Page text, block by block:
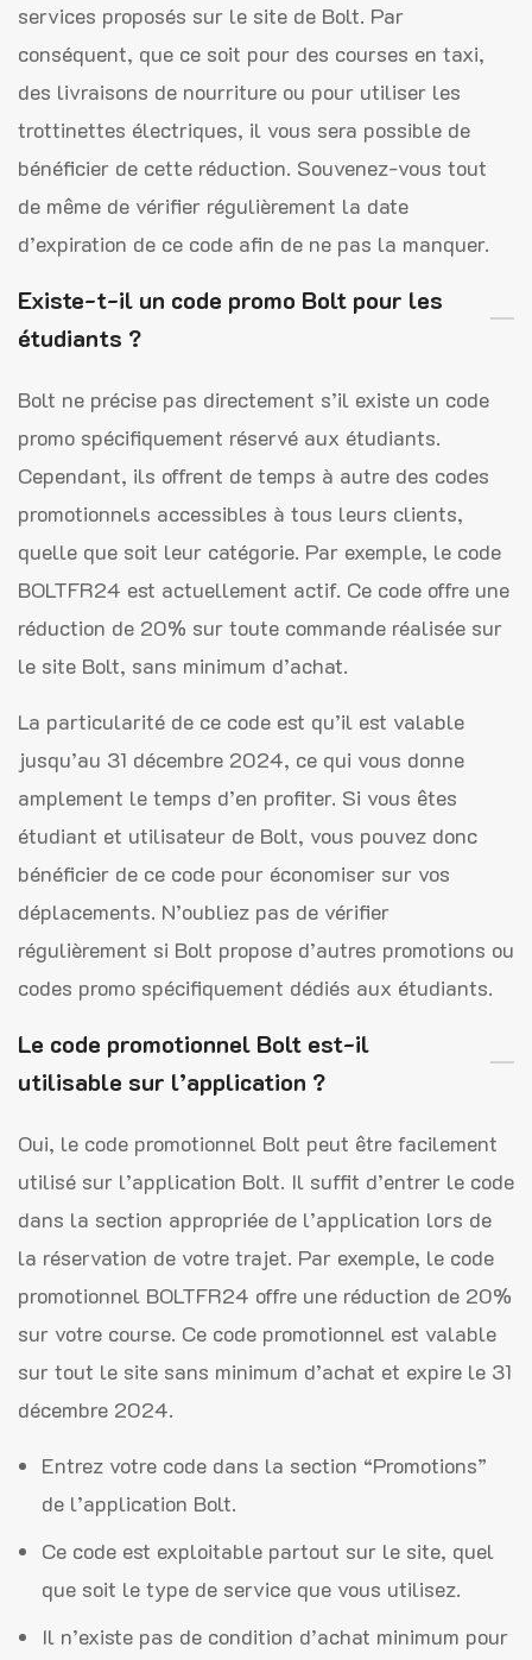
services proposés sur le site de Bolt. Par
conséquent, que ce soit pour des courses en taxi,
des livraisons de nourriture ou pour utiliser les
trottinettes électriques, il vous sera possible de
bénéficier de cette réduction. Souvenez-vous tout
de même de vérifier régulièrement la date
d’expiration de ce code afin de ne pas la manquer.
Existe-t-il un code promo Bolt pour les
étudiants ?
Bolt ne précise pas directement s’il existe un code
promo spécifiquement réservé aux étudiants.
Cependant, ils offrent de temps à autre des codes
promotionnels accessibles à tous leurs clients,
quelle que soit leur catégorie. Par exemple, le code
BOLTFR24 est actuellement actif. Ce code offre une
réduction de 20% sur toute commande réalisée sur
le site Bolt, sans minimum d’achat.
La particularité de ce code est qu’il est valable
jusqu’au 31 décembre 2024, ce qui vous donne
amplement le temps d’en profiter. Si vous êtes
étudiant et utilisateur de Bolt, vous pouvez donc
bénéficier de ce code pour économiser sur vos
déplacements. N’oubliez pas de vérifier
régulièrement si Bolt propose d’autres promotions ou
codes promo spécifiquement dédiés aux étudiants.
Le code promotionnel Bolt est-il
utilisable sur l’application ?
Oui, le code promotionnel Bolt peut être facilement
utilisé sur l’application Bolt. Il suffit d’entrer le code
dans la section appropriée de l’application lors de
la réservation de votre trajet. Par exemple, le code
promotionnel BOLTFR24 offre une réduction de 20%
sur votre course. Ce code promotionnel est valable
sur tout le site sans minimum d’achat et expire le 31
décembre 2024.
Entrez votre code dans la section “Promotions”
de l’application Bolt.
Ce code est exploitable partout sur le site, quel
que soit le type de service que vous utilisez.
Il n’existe pas de condition d’achat minimum pour